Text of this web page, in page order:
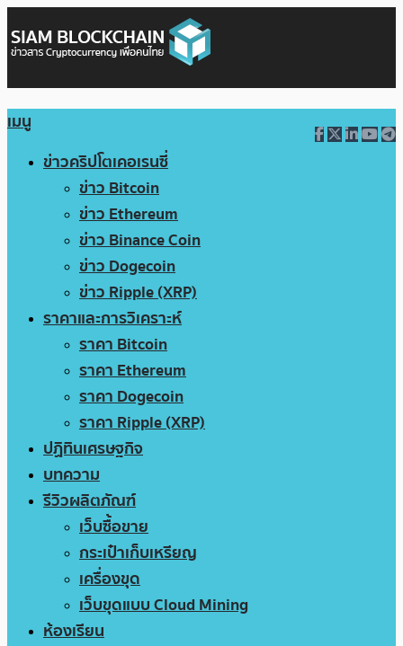
เมนู
ข่าวคริปโตเคอเรนซี่
ข่าว Bitcoin
ข่าว Ethereum
ข่าว Binance Coin
ข่าว Dogecoin
ข่าว Ripple (XRP)
ราคาและการวิเคราะห์
ราคา Bitcoin
ราคา Ethereum
ราคา Dogecoin
ราคา Ripple (XRP)
ปฏิทินเศรษฐกิจ
บทความ
รีวิวผลิตภัณฑ์
เว็บซื้อขาย
กระเป๋าเก็บเหรียญ
เครื่องขุด
เว็บขุดแบบ Cloud Mining
ห้องเรียน